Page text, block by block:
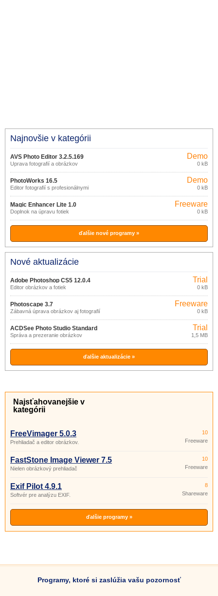
Najnovšie v kategórii
AVS Photo Editor 3.2.5.169
Úprava fotografií a obrázkov
Demo
0 kB
PhotoWorks 16.5
Editor fotografií s profesionálnymi
Demo
0 kB
Magic Enhancer Lite 1.0
Doplnok na úpravu fotiek
Freeware
0 kB
ďalšie nové programy »
Nové aktualizácie
Adobe Photoshop CS5 12.0.4
Editor obrázkov a fotiek
Trial
0 kB
Photoscape 3.7
Zábavná úprava obrázkov aj fotografií
Freeware
0 kB
ACDSee Photo Studio Standard
2021
Správa a prezeranie obrázkov
Trial
1,5 MB
ďalšie aktualizácie »
Najsťahovanejšie v
kategórii
FreeVimager 5.0.3
Prehliadač a editor obrázkov.
10
Freeware
FastStone Image Viewer 7.5
Nielen obrázkový prehliadač
10
Freeware
Exif Pilot 4.9.1
Softvér pre analýzu EXIF.
8
Shareware
ďalšie programy »
Programy, ktoré si zaslúžia vašu pozornosť